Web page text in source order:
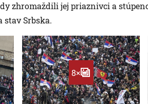
zhromaždili jej priaznivci a
Srbska.
8×